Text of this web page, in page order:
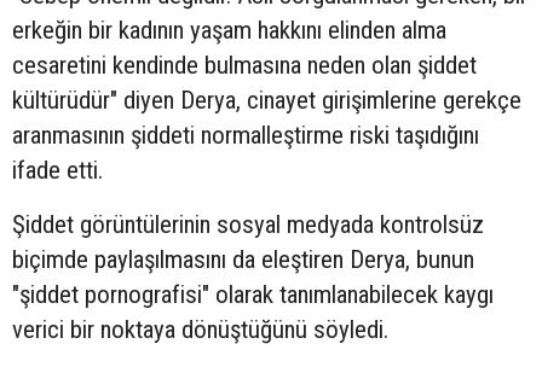
erkeğin bir kadının yaşam hakkını elinden alma
cesaretini kendinde bulmasına neden olan şiddet
kültürüdür" diyen Derya, cinayet girişimlerine gerekçe
aranmasının şiddeti normalleştirme riski taşıdığını
ifade etti.
Şiddet görüntülerinin sosyal medyada kontrolsüz
biçimde paylaşılmasını da eleştiren Derya, bunun
"şiddet pornografisi" olarak tanımlanabilecek kaygı
verici bir noktaya dönüştüğünü söyledi.